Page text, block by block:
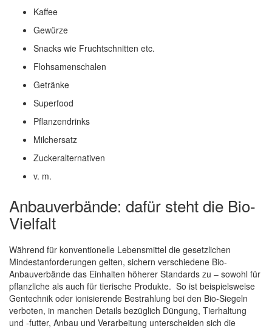
Kaffee
Gewürze
Snacks wie Fruchtschnitten etc.
Flohsamenschalen
Getränke
Superfood
Pflanzendrinks
Milchersatz
Zuckeralternativen
v. m.
Anbauverbände: dafür steht die Bio-
Vielfalt
Während für konventionelle Lebensmittel die gesetzlichen
Mindestanforderungen gelten, sichern verschiedene Bio-
Anbauverbände das Einhalten höherer Standards zu – sowohl für
pflanzliche als auch für tierische Produkte. So ist beispielsweise
Gentechnik oder ionisierende Bestrahlung bei den Bio-Siegeln
verboten, in manchen Details bezüglich Düngung, Tierhaltung
und -futter, Anbau und Verarbeitung unterscheiden sich die